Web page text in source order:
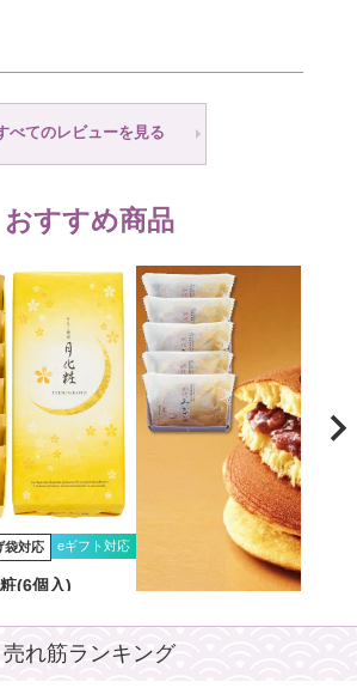
べてのレビューを見る
おすすめ商品
袋対応 eギフト対応
(6個入)
はこちら
朝焼みかさ(5個入)
売れ筋ランキング